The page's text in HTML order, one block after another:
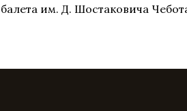
им. Д. Шостаковича